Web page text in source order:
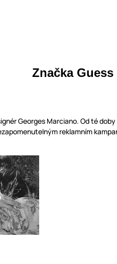
Značka Guess
Georges Marciano. Od té
reklamním